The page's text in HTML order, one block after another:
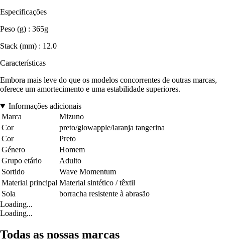
Especificações
Peso (g) : 365g
Stack (mm) : 12.0
Características
Embora mais leve do que os modelos concorrentes de outras marcas,
oferece um amortecimento e uma estabilidade superiores.
Informações adicionais
Marca
Mizuno
Cor
preto/glowapple/laranja tangerina
Cor
Preto
Género
Homem
Grupo etário
Adulto
Sortido
Wave Momentum
Material principal Material sintético / têxtil
Sola
borracha resistente à abrasão
Loading...
Loading...
Todas as nossas marcas